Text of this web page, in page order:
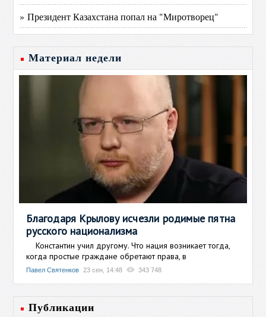
» Президент Казахстана попал на "Миротворец"
Материал недели
Благодаря Крылову исчезли родимые пятна
русского национализма
Константин учил другому. Что нация возникает тогда,
когда простые граждане обретают права, в
Павел Святенков 23 сен, 14:48 343 748
Публикации